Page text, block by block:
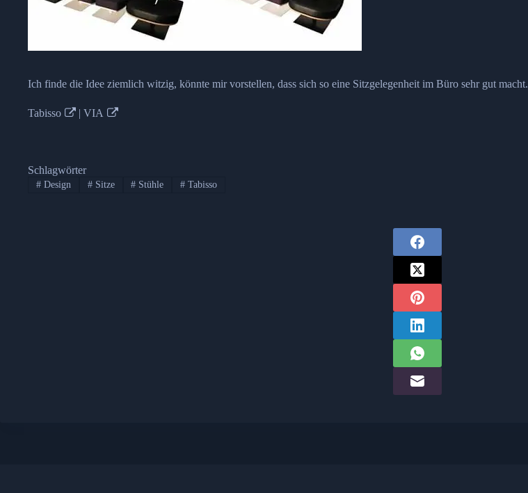
Ich finde die Idee ziemlich witzig, könnte mir vorstellen, dass sich so eine Sitzgelegenheit im Büro sehr gut macht.
Tabisso | VIA
Schlagwörter
#Design #Sitze # Stühle # Tabisso